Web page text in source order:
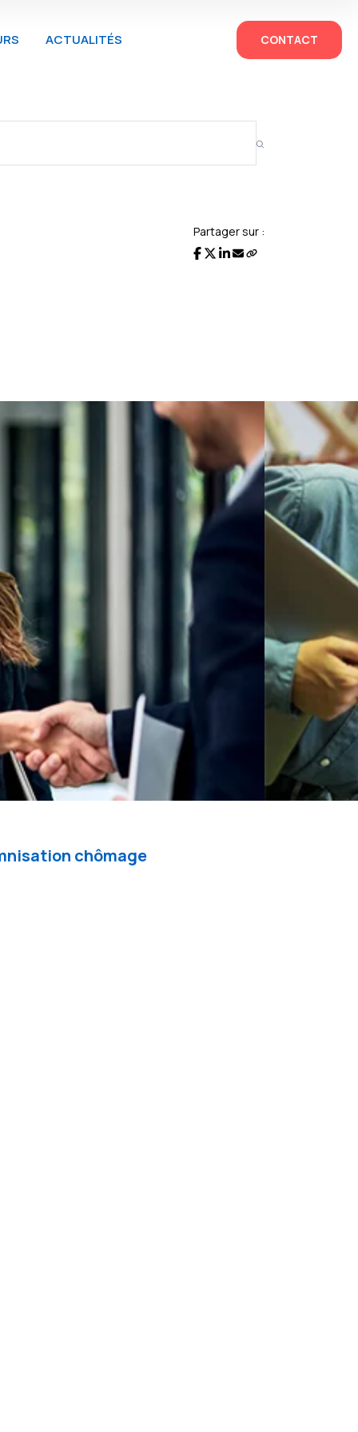
ACTUALITÉS CONTACT
Partager sur :
chômage